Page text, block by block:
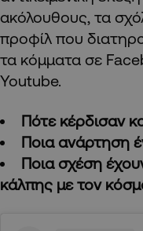
ακόλουθους, τα
προφίλ που
τα κόμματα σε
Youtube.
Πότε κέρδισαν
Ποια ανάρτηση
Ποια σχέση
κάλπης με τον